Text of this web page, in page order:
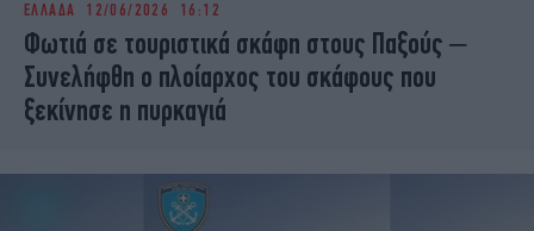
iBOOKS
OSCARS
THE OCEAN
MEDIA
ELAMEFORA
ΕΛΛΑΔΑ 12/06/2026 16:12
Φωτιά σε τουριστικά σκάφη στους Παξούς –
Συνελήφθη ο πλοίαρχος του σκάφους που
ξεκίνησε η πυρκαγιά